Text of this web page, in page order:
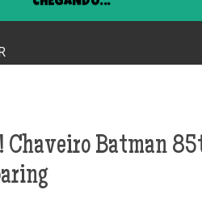
Chaveiro Batman